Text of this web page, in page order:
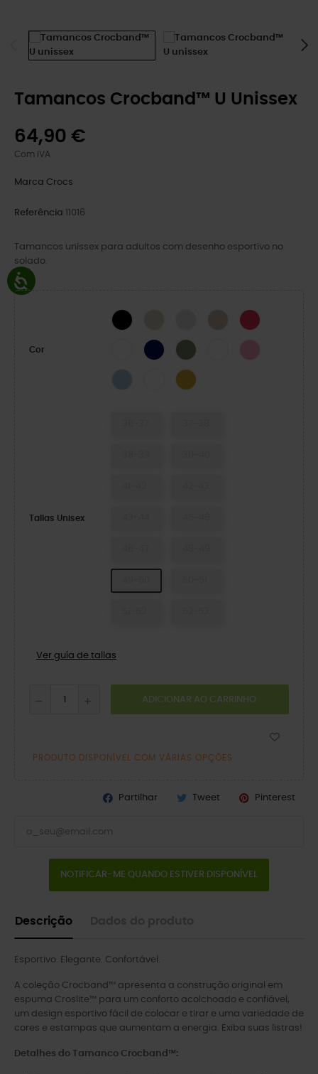
Tamancos Crocband™ U Unissex
64,90 €
Com IVA
Marca Crocs
Referência 11016
Tamancos unissex para adultos com desenho esportivo no
solado.
Cor
BLACK Digital Raspberry
NAVY Cargo
Blue Frost/Guava
White/Serene Green
Turmeric
Tallas Unisex
Ver guía de tallas
ADICIONAR AO CARRINHO
PRODUTO DISPONÍVEL COM VÁRIAS OPÇÕES
Partilhar Tweet Pinterest
NOTIFICAR-ME QUANDO ESTIVER DISPONÍVEL
Descrição
Esportivo. Elegante. Confortável.
A coleção Crocband™ apresenta a construção original em
espuma Croslite™ para um conforto acolchoado e confiável,
um design esportivo fácil de colocar e tirar e uma variedade de
cores e estampas que aumentam a energia. Exiba suas listras!
Detalhes do Tamanco Crocband™: